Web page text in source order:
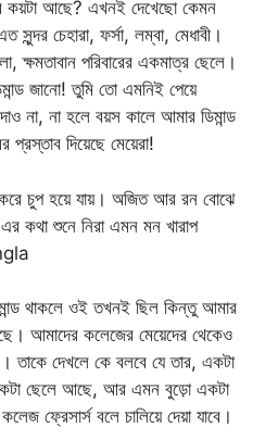
আছে? এখনই দেখেছো কেমন
সুন্দর চেহারা, ফর্সা, লম্বা, মেধাবী।
ক্ষমতাবান পরিবারের একমাত্র ছেলে।
জানো! তুমি তো এমনিই পেয়ে
না, না হলে বয়স কালে আমার ডিমান্ড
দিয়েছে মেয়েরা!
করে চুপ হয়ে যায়। অজিত আর রন বোঝে
কথা শুনে নিরা এমন মন খারাপ
থাকলে ওই তখনই ছিল কিন্তু আমার
আমাদের কলেজের মেয়েদের থেকেও
তাকে দেখলে কে বলবে যে তার, একটা
ছেলে আছে, আর এমন বুড়ো একটা
ফ্রেসার্স বলে চালিয়ে দেয়া যাবে।